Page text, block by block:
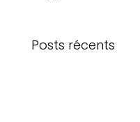
Posts récents